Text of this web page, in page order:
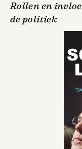
Rollen en
de politiek